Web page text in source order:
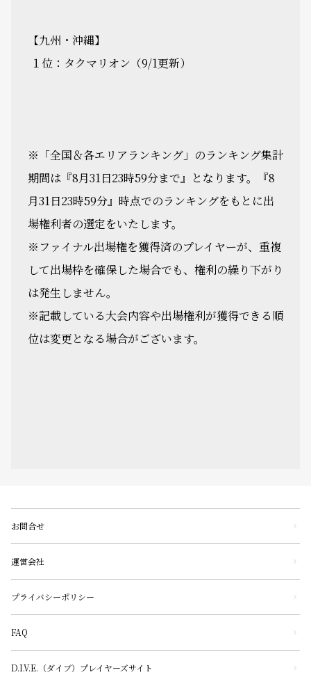
【九州・沖縄】
１位：タクマリオン（9/1更新）
※「全国＆各エリアランキング」のランキング集計
期間は『8月31日23時59分まで』となります。『8
月31日23時59分』時点でのランキングをもとに出
場権利者の選定をいたします。
※ファイナル出場権を獲得済のプレイヤーが、重複
して出場枠を確保した場合でも、権利の繰り下がり
は発生しません。
※記載している大会内容や出場権利が獲得できる順
位は変更となる場合がございます。
お問合せ
運営会社
プライバシーポリシー
FAQ
D.I.V.E.（ダイブ）プレイヤーズサイト